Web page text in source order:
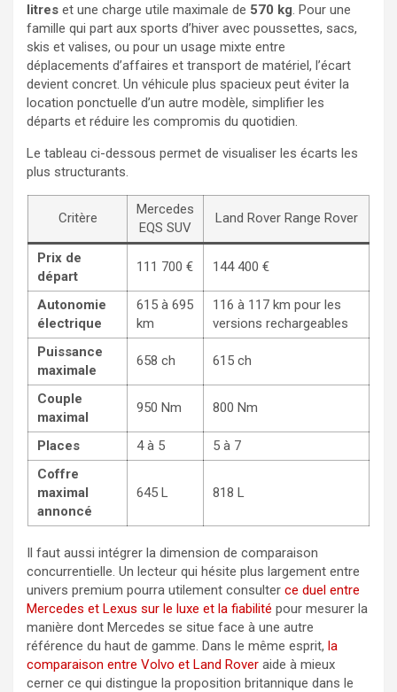
litres et une charge utile maximale de 570 kg. Pour une
famille qui part aux sports d’hiver avec poussettes, sacs,
skis et valises, ou pour un usage mixte entre
déplacements d’affaires et transport de matériel, l’écart
devient concret. Un véhicule plus spacieux peut éviter la
location ponctuelle d’un autre modèle, simplifier les
départs et réduire les compromis du quotidien.
Le tableau ci-dessous permet de visualiser les écarts les
plus structurants.
Critère
Mercedes
EQS SUV
Land Rover Range Rover
Prix de
départ
111 700 € 144 400 €
Autonomie
électrique
615 à 695
km
116 à 117 km pour les
versions rechargeables
Puissance
maximale
658 ch 615 ch
Couple
maximal
950 Nm 800 Nm
Places 4 à 5
5 à 7
Coffre
maximal
annoncé
645 L 818 L
Il faut aussi intégrer la dimension de comparaison
concurrentielle. Un lecteur qui hésite plus largement entre
univers premium pourra utilement consulter ce duel entre
Mercedes et Lexus sur le luxe et la fiabilité pour mesurer la
manière dont Mercedes se situe face à une autre
référence du haut de gamme. Dans le même esprit, la
comparaison entre Volvo et Land Rover aide à mieux
cerner ce qui distingue la proposition britannique dans le